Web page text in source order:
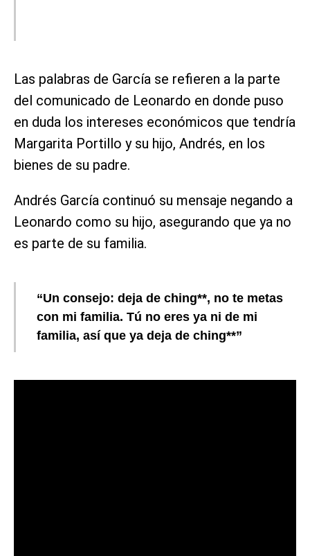
Las palabras de García se refieren a la parte
del comunicado de Leonardo en donde puso
en duda los intereses económicos que tendría
Margarita Portillo y su hijo, Andrés, en los
bienes de su padre.
Andrés García continuó su mensaje negando a
Leonardo como su hijo, asegurando que ya no
es parte de su familia.
“Un consejo: deja de ching**, no te metas
con mi familia. Tú no eres ya ni de mi
familia, así que ya deja de ching**”